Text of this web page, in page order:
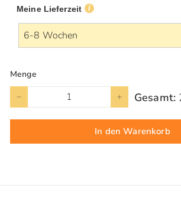
Meine Lieferzeit
Menge
+ Gesamt:
In den Warenkorb